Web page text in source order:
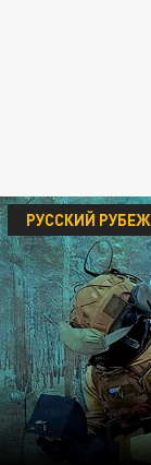
РУССКИЙ РУБЕЖ